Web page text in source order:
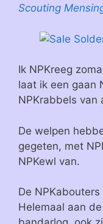
Scouting
Ik NPKreeg
laat ik een gaan
NPKrabbels van
De welpen
gegeten, met
NPKewl van.
De
Helemaal aan